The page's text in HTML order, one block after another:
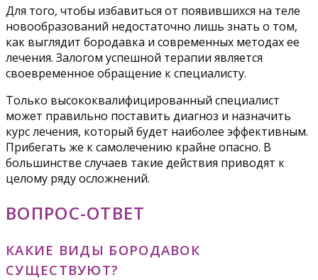
Для того, чтобы избавиться от появившихся на теле
новообразований недостаточно лишь знать о том,
как выглядит бородавка и современных методах ее
лечения. Залогом успешной терапии является
своевременное обращение к специалисту.
Только высококвалифицированный специалист
может правильно поставить диагноз и назначить
курс лечения, который будет наиболее эффективным.
Прибегать же к самолечению крайне опасно. В
большинстве случаев такие действия приводят к
целому ряду осложнений.
ВОПРОС-ОТВЕТ
КАКИЕ ВИДЫ БОРОДАВОК
СУЩЕСТВУЮТ?